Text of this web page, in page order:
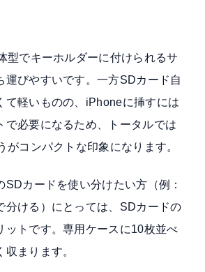
型でキーホルダーに付けられるサ
運びやすいです。一方SDカード自
て軽いものの、iPhoneに挿すには
で必要になるため、トータルでは
がコンパクトな印象になります。
SDカードを使い分けたい方（例：
分ける）にとっては、SDカードの
ットです。専用ケースに10枚並べ
まります。